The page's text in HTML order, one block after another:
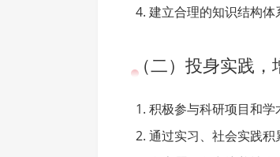
建立合理的知识结构体
（二）投身实践，
积极参与科研项目和学
通过实习、社会实践积